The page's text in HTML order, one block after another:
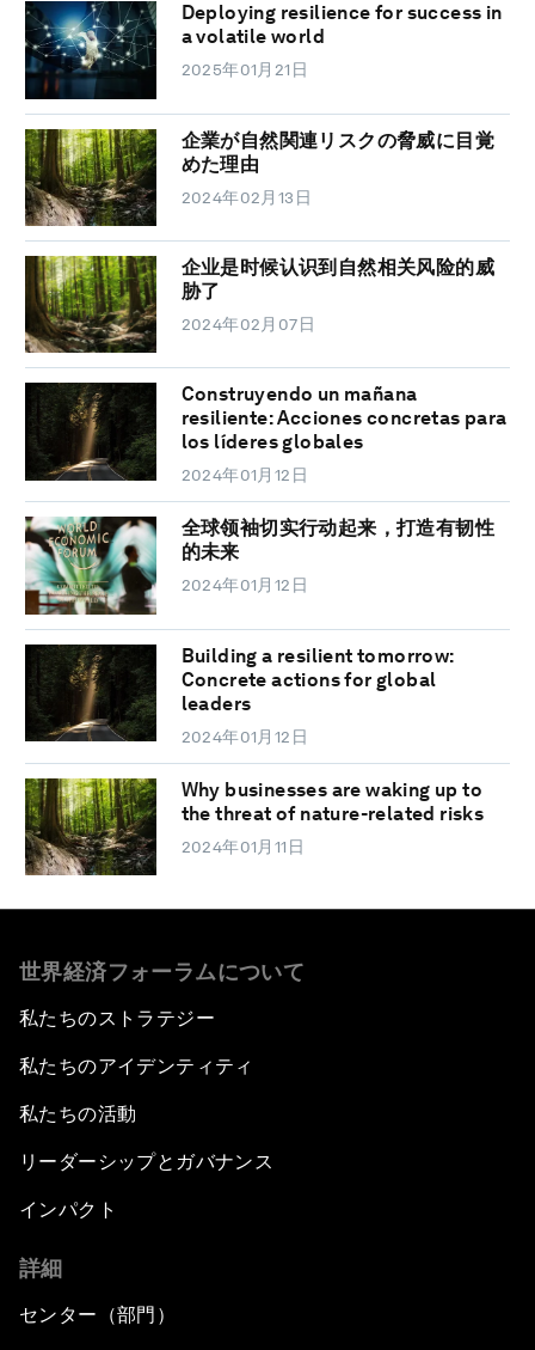
Deploying resilience for success in
a volatile world
2025年01月21日
企業が自然関連リスクの脅威に目覚
めた理由
2024年02月13日
企业是时候认识到自然相关风险的威
胁了
2024年02月07日
Construyendo un mañana
resiliente: Acciones concretas para
los líderes globales
2024年01月12日
全球领袖切实行动起来，打造有韧性
的未来
2024年01月12日
Building a resilient tomorrow:
Concrete actions for global
leaders
2024年01月12日
Why businesses are waking up to
the threat of nature-related risks
2024年01月11日
世界経済フォーラムについて
私たちのストラテジー
私たちのアイデンティティ
私たちの活動
リーダーシップとガバナンス
インパクト
詳細
センター（部門）